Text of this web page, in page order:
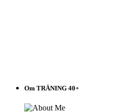
Om TRÄNING 40+